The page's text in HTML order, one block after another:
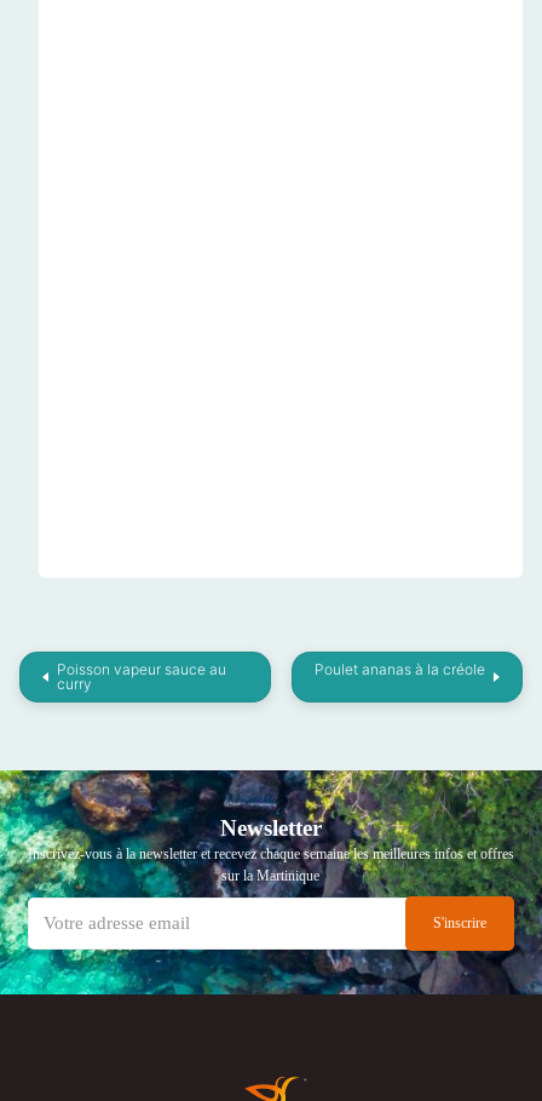
Poisson vapeur sauce au
curry
Poulet ananas à la créole
Newsletter
Inscrivez-vous à la newsletter et recevez chaque semaine les meilleures infos et offres
sur la Martinique